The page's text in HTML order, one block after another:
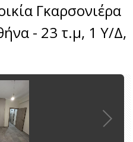
Γκαρσονιέρα
- 23 τ.μ, 1 Υ/Δ,